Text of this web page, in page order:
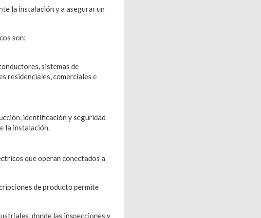
la instalación y a asegurar un
son:
sistemas de
residenciales, comerciales e
identificación y seguridad
la instalación.
que operan conectados a
de producto permite
donde las inspecciones y